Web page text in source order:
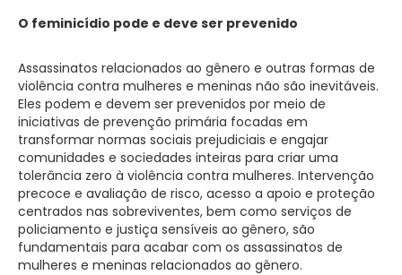
O feminicídio pode e deve ser prevenido
Assassinatos relacionados ao gênero e outras formas de
violência contra mulheres e meninas não são inevitáveis.
Eles podem e devem ser prevenidos por meio de
iniciativas de prevenção primária focadas em
transformar normas sociais prejudiciais e engajar
comunidades e sociedades inteiras para criar uma
tolerância zero à violência contra mulheres. Intervenção
precoce e avaliação de risco, acesso a apoio e proteção
centrados nas sobreviventes, bem como serviços de
policiamento e justiça sensíveis ao gênero, são
fundamentais para acabar com os assassinatos de
mulheres e meninas relacionados ao gênero.